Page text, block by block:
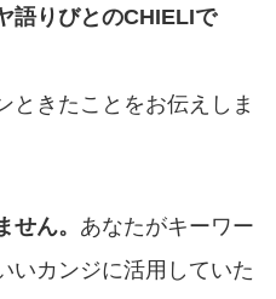
語りびとのCHIELIで
ときたことをお伝えしま
ん。 あなたがキーワー
いカンジに活用していた